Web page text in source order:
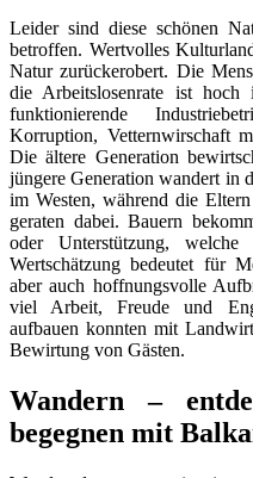
Leider sind diese schönen
betroffen. Wertvolles
Natur zurückerobert. Die
die Arbeitslosenrate ist hoch
funktionierende
Korruption, Vetternwirschaft
Die ältere Generation
jüngere Generation wandert in
im Westen, während die
geraten dabei. Bauern
oder Unterstützung,
Wertschätzung bedeutet für
aber auch hoffnungsvolle
viel Arbeit, Freude und
aufbauen konnten mit
Bewirtung von Gästen.
Wandern –
begegnen mit